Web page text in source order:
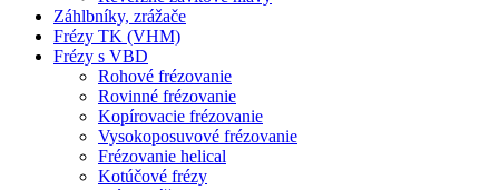
Záhlbníky, zrážače
Frézy TK (VHM)
Frézy s VBD
Rohové frézovanie
Rovinné frézovanie
Kopírovacie frézovanie
Vysokoposuvové frézovanie
Frézovanie helical
Kotúčové frézy